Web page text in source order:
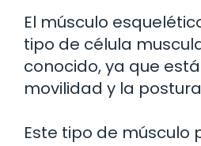
El músculo
tipo de célula
conocido, ya que
movilidad y la
Este tipo de músculo